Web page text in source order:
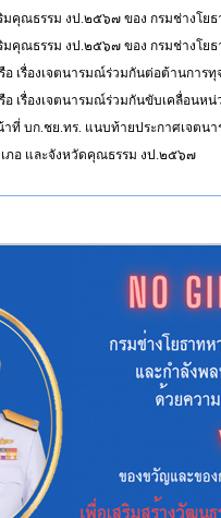
คุณธรรม งป.๒๕๖๗ ของ กรมช่างโยธ
คุณธรรม งป.๒๕๖๗ ของ กรมช่างโยธ
อ เรื่องเจตนารมณ์ร่วมกันต่อต้านกา
อ เรื่องเจตนารมณ์ร่วมกันขับเคลื่อน
าที่ บก.ชย.ทร. แนบท้ายประกาศเจต
เภอ และจังหวัดคุณธรรม งป.๒๕๖๗